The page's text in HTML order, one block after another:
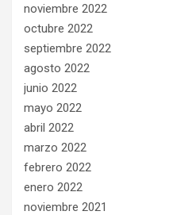
noviembre 2022
octubre 2022
septiembre 2022
agosto 2022
junio 2022
mayo 2022
abril 2022
marzo 2022
febrero 2022
enero 2022
noviembre 2021